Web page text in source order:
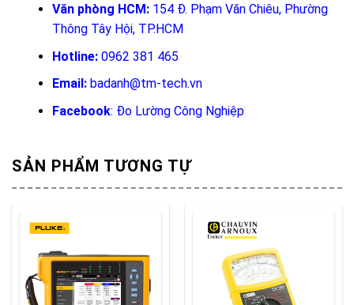
Văn phòng HCM:154 Đ. Phạm Văn Chiêu, Phường
Thông Tây Hội, TP.HCM
Hotline: 0962 381 465
Email: badanh@tm-tech.vn
Facebook: Đo Lường Công Nghiệp
SẢN PHẨM TƯƠNG TỰ